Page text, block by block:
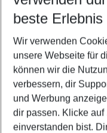
2 Erwachsene
beste
Wir verwenden
unsere Webseite für
können wir die
verbessern, dir
und Werbung
dir passen. Klicke auf
einverstanden bist.